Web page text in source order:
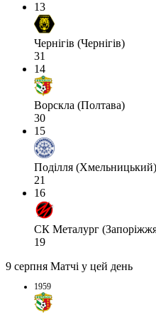
13
Чернігів (Чернігів)
31
14
Ворскла (Полтава)
30
15
Поділля (Хмельницький)
21
16
СК Металург
19
9 серпня Матчі у цей день
1959